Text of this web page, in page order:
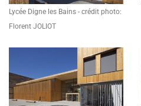
Lycée Digne les Bains - crédit photo:
Florent JOLIOT